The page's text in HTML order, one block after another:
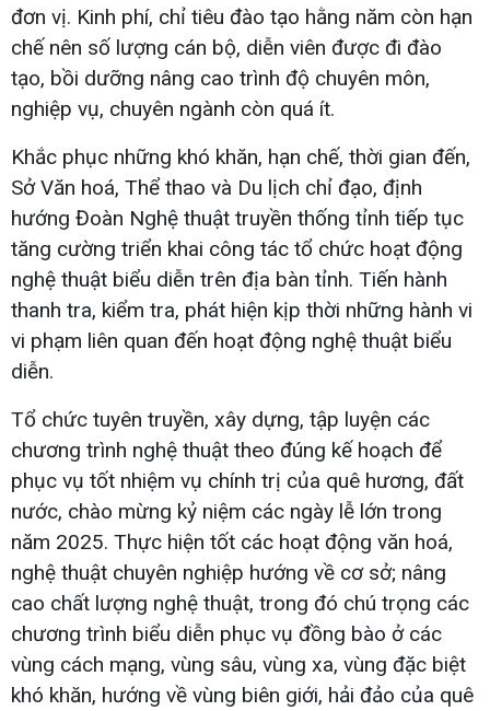
đơn vị. Kinh phí, chỉ tiêu đào tạo hằng năm còn hạn
chế nên số lượng cán bộ, diễn viên được đi đào
tạo, bồi dưỡng nâng cao trình độ chuyên môn,
nghiệp vụ, chuyên ngành còn quá ít.
Khắc phục những khó khăn, hạn chế, thời gian đến,
Sở Văn hoá, Thể thao và Du lịch chỉ đạo, định
hướng Đoàn Nghệ thuật truyền thống tỉnh tiếp tục
tăng cường triển khai công tác tổ chức hoạt động
nghệ thuật biểu diễn trên địa bàn tỉnh. Tiến hành
thanh tra, kiểm tra, phát hiện kịp thời những hành vi
vi phạm liên quan đến hoạt động nghệ thuật biểu
diễn.
Tổ chức tuyên truyền, xây dựng, tập luyện các
chương trình nghệ thuật theo đúng kế hoạch để
phục vụ tốt nhiệm vụ chính trị của quê hương, đất
nước, chào mừng kỷ niệm các ngày lễ lớn trong
năm 2025. Thực hiện tốt các hoạt động văn hoá,
nghệ thuật chuyên nghiệp hướng về cơ sở; nâng
cao chất lượng nghệ thuật, trong đó chú trọng các
chương trình biểu diễn phục vụ đồng bào ở các
vùng cách mạng, vùng sâu, vùng xa, vùng đặc biệt
khó khăn, hướng về vùng biên giới, hải đảo của quê